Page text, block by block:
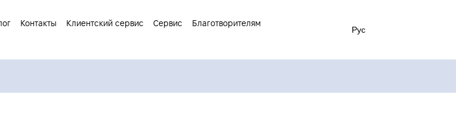
Контакты Клиентский сервис Сервис
Благотворителям
Рус